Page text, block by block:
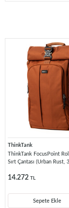
ThinkTank
ThinkTank FocusPoint
Sırt Çantası (Urban Rust,
14.272 TL
Sepete Ekle